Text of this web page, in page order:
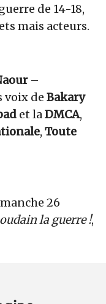
de 14-18,
mais acteurs.
–
voix de Bakary
et laDMCA,
, Toute
26
la guerre !,